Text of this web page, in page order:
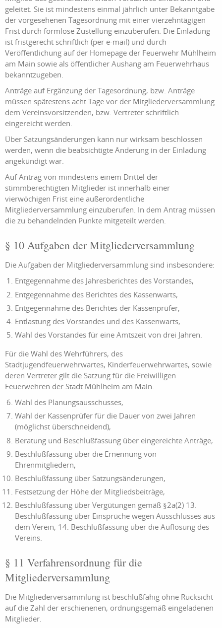
geleitet. Sie ist mindestens einmal jährlich unter Bekanntgabe
der vorgesehenen Tagesordnung mit einer vierzehntägigen
Frist durch formlose Zustellung einzuberufen. Die Einladung
ist fristgerecht schriftlich (per e-mail) und durch
Veröffentlichung auf der Homepage der Feuerwehr Mühlheim
am Main sowie als öffentlicher Aushang am Feuerwehrhaus
bekanntzugeben.
Anträge auf Ergänzung der Tagesordnung, bzw. Anträge
müssen spätestens acht Tage vor der Mitgliederversammlung
dem Vereinsvorsitzenden, bzw. Vertreter schriftlich
eingereicht werden.
Über Satzungsänderungen kann nur wirksam beschlossen
werden, wenn die beabsichtigte Änderung in der Einladung
angekündigt war.
Auf Antrag von mindestens einem Drittel der
stimmberechtigten Mitglieder ist innerhalb einer
vierwöchigen Frist eine außerordentliche
Mitgliederversammlung einzuberufen. In dem Antrag müssen
die zu behandelnden Punkte mitgeteilt werden.
§ 10 Aufgaben der Mitgliederversammlung
Die Aufgaben der Mitgliederversammlung sind insbesondere:
Entgegennahme des Jahresberichtes des Vorstandes,
Entgegennahme des Berichtes des Kassenwarts,
Entgegennahme des Berichtes der Kassenprüfer,
Entlastung des Vorstandes und des Kassenwarts,
Wahl des Vorstandes für eine Amtszeit von drei Jahren.
Für die Wahl des Wehrführers, des
Stadtjugendfeuerwehrwartes, Kinderfeuerwehrwartes, sowie
deren Vertreter gilt die Satzung für die Freiwilligen
Feuerwehren der Stadt Mühlheim am Main.
Wahl des Planungsausschusses,
Wahl der Kassenprüfer für die Dauer von zwei Jahren
(möglichst überschneidend),
Beratung und Beschlußfassung über eingereichte Anträge,
Beschlußfassung über die Ernennung von
Ehrenmitgliedern,
Beschlußfassung über Satzungsänderungen,
Festsetzung der Höhe der Mitgliedsbeiträge,
Beschlußfassung über Vergütungen gemäß §2a(2) 13.
Beschlußfassung über Einsprüche wegen Ausschlusses aus
dem Verein, 14. Beschlußfassung über die Auflösung des
Vereins.
§ 11 Verfahrensordnung für die
Mitgliederversammlung
Die Mitgliederversammlung ist beschlußfähig ohne Rücksicht
auf die Zahl der erschienenen, ordnungsgemäß eingeladenen
Mitglieder.